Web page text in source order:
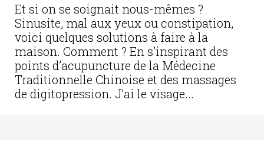
Et si on se soignait nous-mêmes ?
Sinusite, mal aux yeux ou constipation,
voici quelques solutions à faire à la
maison. Comment ? En s’inspirant des
points d’acupuncture de la Médecine
Traditionnelle Chinoise et des massages
de digitopression. J’ai le visage...